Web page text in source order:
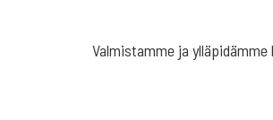
Valmistamme ja